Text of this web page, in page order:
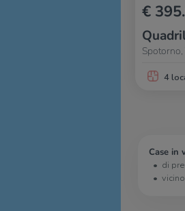
€
4
Case in
di